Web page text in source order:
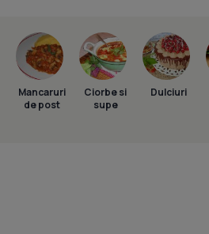
Mancaruri
de post
Ciorbe si
supe
Dulciuri